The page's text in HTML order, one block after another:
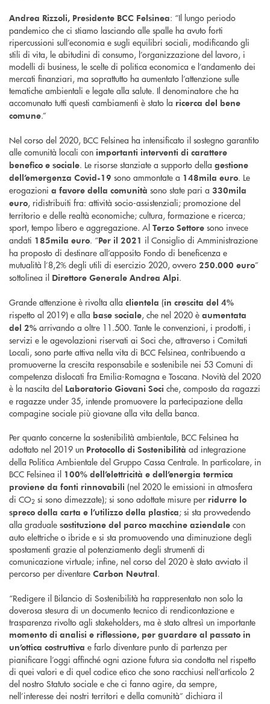
Andrea Rizzoli, Presidente BCC Felsinea: “Il lungo periodo
pandemico che ci stiamo lasciando alle spalle ha avuto forti
ripercussioni sull’economia e sugli equilibri sociali, modificando gli
stili di vita, le abitudini di consumo, l’organizzazione del lavoro, i
modelli di business, le scelte di politica economica e l’andamento dei
mercati finanziari, ma soprattutto ha aumentato l’attenzione sulle
tematiche ambientali e legate alla salute. Il denominatore che ha
accomunato tutti questi cambiamenti è stato la ricerca del bene
comune.”
Nel corso del 2020, BCC Felsinea ha intensificato il sostegno garantito
alle comunità locali con importanti interventi di carattere
benefico e sociale. Le risorse stanziate a supporto della gestione
dell’emergenza Covid-19 sono ammontate a 148mila euro. Le
erogazioni a favore della comunità sono state pari a 330mila
euro, ridistribuiti fra: attività socio-assistenziali; promozione del
territorio e delle realtà economiche; cultura, formazione e ricerca;
sport, tempo libero e aggregazione. Al Terzo Settore sono invece
andati 185mila euro. “Per il 2021 il Consiglio di Amministrazione
ha proposto di destinare all’apposito Fondo di beneficenza e
mutualità l’8,2% degli utili di esercizio 2020, ovvero 250.000 euro”
sottolinea il Direttore Generale Andrea Alpi.
Grande attenzione è rivolta alla clientela (in crescita del 4%
rispetto al 2019) e alla base sociale, che nel 2020 è aumentata
del 2% arrivando a oltre 11.500. Tante le convenzioni, i prodotti, i
servizi e le agevolazioni riservati ai Soci che, attraverso i Comitati
Locali, sono parte attiva nella vita di BCC Felsinea, contribuendo a
promuoverne la crescita responsabile e sostenibile nei 53 Comuni di
competenza dislocati fra Emilia-Romagna e Toscana. Novità del 2020
è la nascita del Laboratorio Giovani Soci che, composto da ragazzi
e ragazze under 35, intende promuovere la partecipazione della
compagine sociale più giovane alla vita della banca.
Per quanto concerne la sostenibilità ambientale, BCC Felsinea ha
adottato nel 2019 un Protocollo di Sostenibilità ad integrazione
della Politica Ambientale del Gruppo Cassa Centrale. In particolare, in
BCC Felsinea il 100% dell’elettricità e dell’energia termica
proviene da fonti rinnovabili (nel 2020 le emissioni in atmosfera
di CO2 si sono dimezzate); si sono adottate misure per ridurre lo
spreco della carta e l’utilizzo della plastica; si sta provvedendo
alla graduale sostituzione del parco macchine aziendale con
auto elettriche o ibride e si sta promuovendo una diminuzione degli
spostamenti grazie al potenziamento degli strumenti di
comunicazione virtuale; infine, nel corso del 2020 è stato avviato il
percorso per diventare Carbon Neutral.
“Redigere il Bilancio di Sostenibilità ha rappresentato non solo la
doverosa stesura di un documento tecnico di rendicontazione e
trasparenza rivolto agli stakeholders, ma è stato altresì un importante
momento di analisi e riflessione, per guardare al passato in
un’ottica costruttiva e farlo diventare punto di partenza per
pianificare l’oggi affinché ogni azione futura sia condotta nel rispetto
di quei valori e di quel codice etico che sono racchiusi nell’articolo 2
del nostro Statuto sociale e che ci fanno agire, da sempre,
nell’interesse dei nostri territori e della comunità” dichiara il